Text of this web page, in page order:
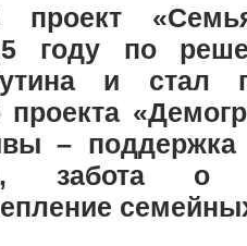
проект
году по
и стал
проекта
–
забота о